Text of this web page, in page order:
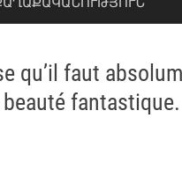
qu’il faut